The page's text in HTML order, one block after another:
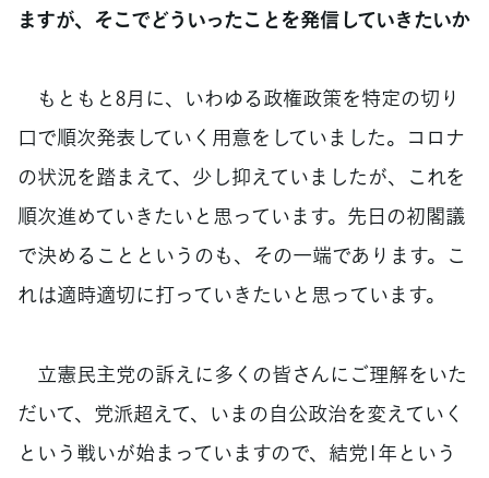
ますが、そこでどういったことを発信していきたいか
もともと8月に、いわゆる政権政策を特定の切り
口で順次発表していく用意をしていました。コロナ
の状況を踏まえて、少し抑えていましたが、これを
順次進めていきたいと思っています。先日の初閣議
で決めることというのも、その一端であります。こ
れは適時適切に打っていきたいと思っています。
立憲民主党の訴えに多くの皆さんにご理解をいた
だいて、党派超えて、いまの自公政治を変えていく
という戦いが始まっていますので、結党1年という